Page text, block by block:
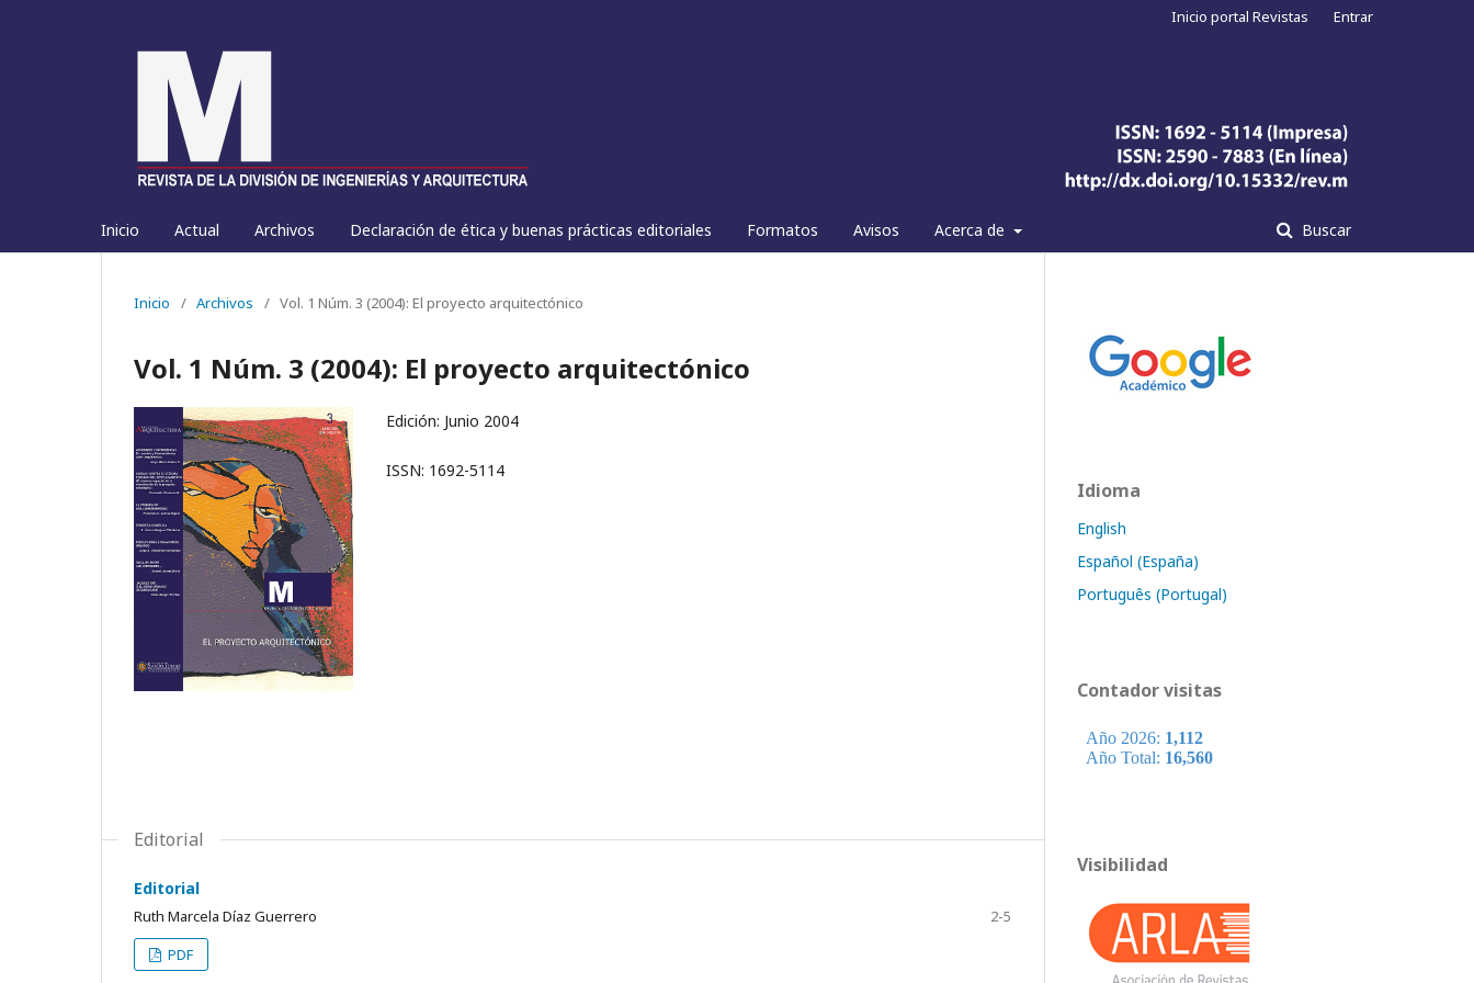
Inicio Actual Archivos Declaración de ética y buenas prácticas editoriales Formatos Avisos Acerca de Buscar
Inicio portal Revistas Entrar
Inicio / Archivos / Vol. 1 Núm. 3 (2004): El proyecto arquitectónico
Vol. 1 Núm. 3 (2004): El proyecto arquitectónico
Edición: Junio 2004
ISSN: 1692-5114
Editorial
Editorial
Ruth Marcela Díaz Guerrero
2-5
PDF
Idioma
English
Español (España)
Português (Portugal)
Contador visitas
Visibilidad